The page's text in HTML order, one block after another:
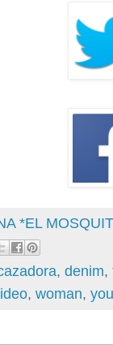
*EL
, denim,
, woman,